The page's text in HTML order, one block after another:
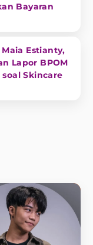
Bayaran
Estianty,
Lapor BPOM
Skincare